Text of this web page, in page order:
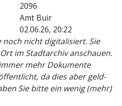
2096
Amt Buir
02.06.26, 20:22
nicht digitalisiert. Sie
im Stadtarchiv anschauen.
mehr Dokumente
da dies aber geld-
Sie bitte ein wenig (mehr)